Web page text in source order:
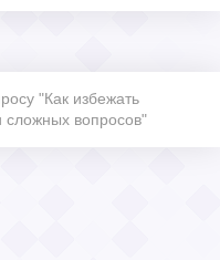
"Как избежать
вопросов"